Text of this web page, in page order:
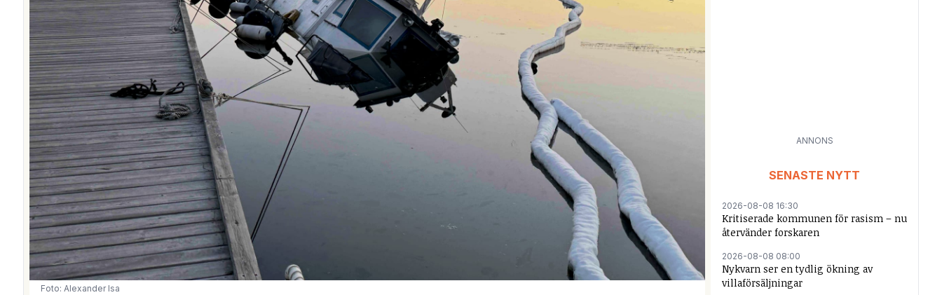
Foto: Alexander Isa
ANNONS
SENASTE NYTT
2026-08-08 16:30
Kritiserade kommunen för rasism – nu
återvänder forskaren
2026-08-08 08:00
Nykvarn ser en tydlig ökning av
villaförsäljningar